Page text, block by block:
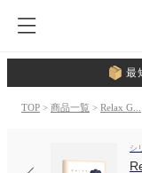
最
TOP > 商品一覧 > Relax G...
シ